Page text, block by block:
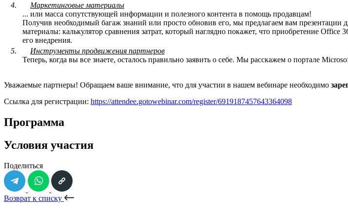
4.
Маркетинговые материалы
... или масса сопутствующей информации и полезного контента в помощь продавцам!
Получив необходимый багаж знаний или просто обновив его, мы предлагаем вам презентации
материалы: калькулятор сравнения затрат, который наглядно покажет, что приобретение
его внедрения.
5.
Инструменты продвижения партнеров
Теперь, когда вы все знаете, осталось правильно заявить о себе. Мы расскажем о портале
Уважаемые партнеры! Обращаем ваше внимание, что для участии в нашем вебинаре необходимо
Ссылка для регистрации: https://attendee.gotowebinar.com/register/6919187457643364098
Программа
Условия участия
Поделиться
Возврат к списку